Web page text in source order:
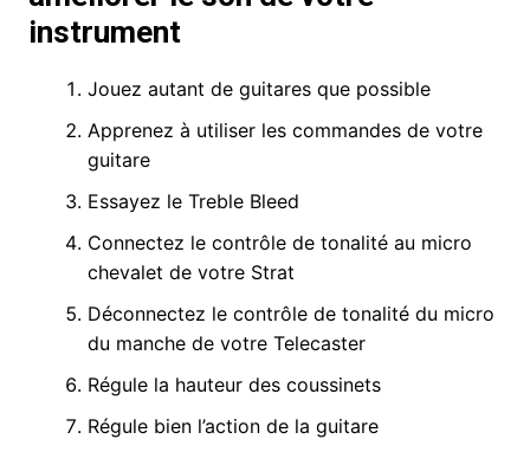
instrument
Jouez autant de guitares que possible
Apprenez à utiliser les commandes de votre
guitare
Essayez le Treble Bleed
Connectez le contrôle de tonalité au micro
chevalet de votre Strat
Déconnectez le contrôle de tonalité du micro
du manche de votre Telecaster
Régule la hauteur des coussinets
Régule bien l’action de la guitare